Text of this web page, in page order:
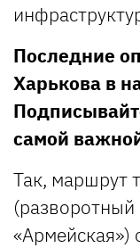
Последние
Харькова в
самой
Так, маршрут
(разворотный
«Армейская»)